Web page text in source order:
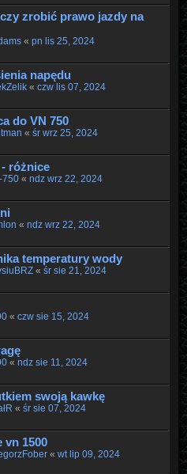
zrobić prawo jazdy na
« pn lis 25, 2024
napędu
« czw lis 07, 2024
do VN 750
« śr wrz 25, 2024
- różnice
750« ndz wrz 22, 2024
« ndz wrz 22, 2024
temperatury wody
« śr sie 21, 2024
« czw sie 15, 2024
« ndz sie 11, 2024
swoją kawkę
« śr sie 07, 2024
vn 1500
« wt lip 09, 2024